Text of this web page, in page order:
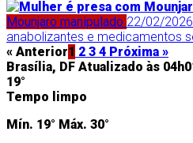
Mounjaro manipulado 22/02/
anabolizantes e medicamentos
« Anterior1 2 3 4 Próxima »
Brasília, DF Atualizado às
19°
Tempo limpo
Mín. 19° Máx. 30°